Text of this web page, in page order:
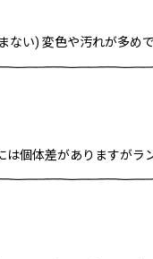
ない) 変色や汚れが多
個体差がありますがラ